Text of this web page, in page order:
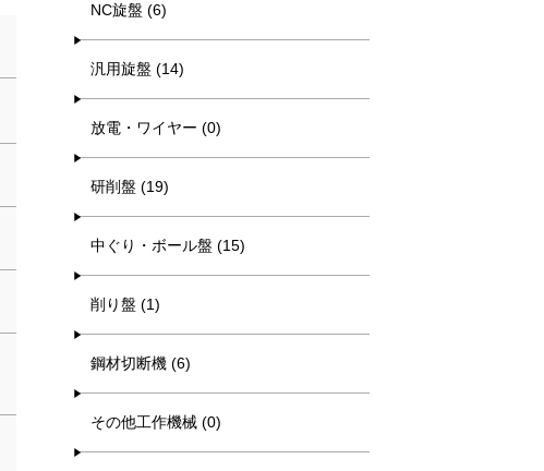
NC旋盤 (6)
汎用旋盤 (14)
放電・ワイヤー (0)
研削盤 (19)
中ぐり・ボール盤 (15)
削り盤 (1)
鋼材切断機 (6)
その他工作機械 (0)